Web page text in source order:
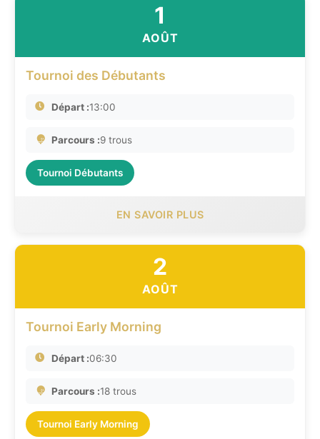
1
AOÛT
Tournoi des Débutants
Départ :13:00
Parcours :9 trous
Tournoi Débutants
EN SAVOIR PLUS
2
AOÛT
Tournoi Early Morning
Départ :06:30
Parcours :18 trous
Tournoi Early Morning